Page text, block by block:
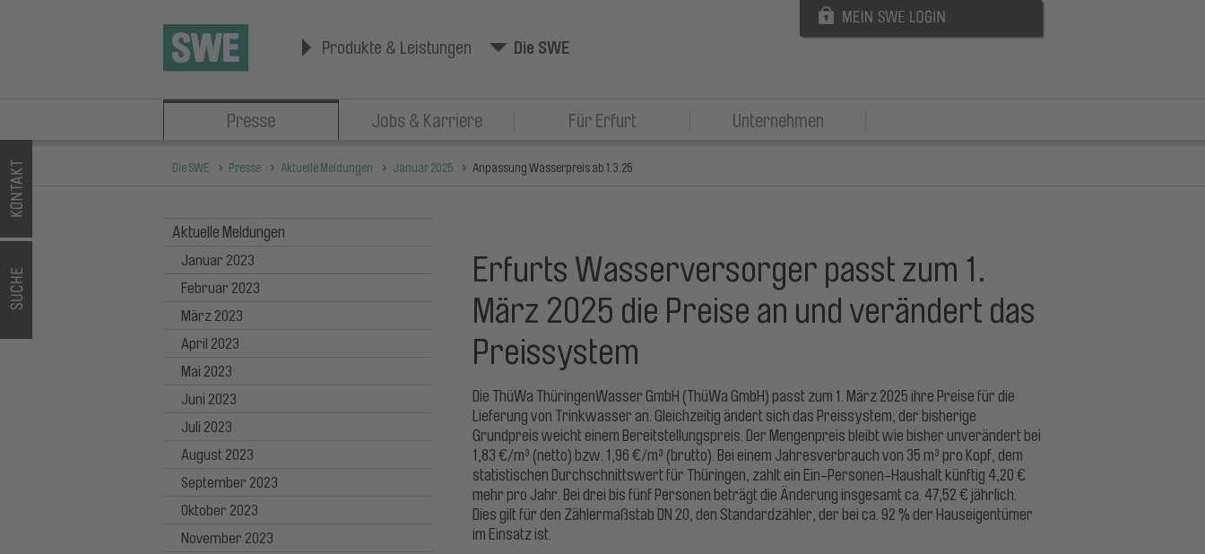
Produkte & Leistungen Die SWE
Presse Jobs & Karriere Für Erfurt Unternehmen
Die SWE Presse Aktuelle Meldungen Januar 2025 Anpassung Wasserpreis ab 1.3.25
Aktuelle Meldungen
Januar 2023
Februar 2023
März 2023
April 2023
Mai 2023
Juni 2023
Juli 2023
August 2023
September 2023
Oktober 2023
November 2023
Erfurts Wasserversorger passt zum 1.
März 2025 die Preise an und verändert das
Preissystem
Die ThüWa ThüringenWasser GmbH (ThüWa GmbH) passt zum 1. März 2025 ihre Preise für die
Lieferung von Trinkwasser an. Gleichzeitig ändert sich das Preissystem, der bisherige
Grundpreis weicht einem Bereitstellungspreis. Der Mengenpreis bleibt wie bisher unverändert bei
1,83 €/m³ (netto) bzw. 1,96 €/m³ (brutto). Bei einem Jahresverbrauch von 35 m³ pro Kopf, dem
statistischen Durchschnittswert für Thüringen, zahlt ein Ein-Personen-Haushalt künftig 4,20 €
mehr pro Jahr. Bei drei bis fünf Personen beträgt die Änderung insgesamt ca. 47,52 € jährlich.
Dies gilt für den Zählermaßstab DN 20, den Standardzähler, der bei ca. 92 % der Hauseigentümer
im Einsatz ist.